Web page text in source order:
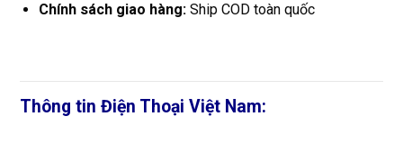
Chính sách giao hàng: Ship COD toàn quốc
Thông tin Điện Thoại Việt Nam: